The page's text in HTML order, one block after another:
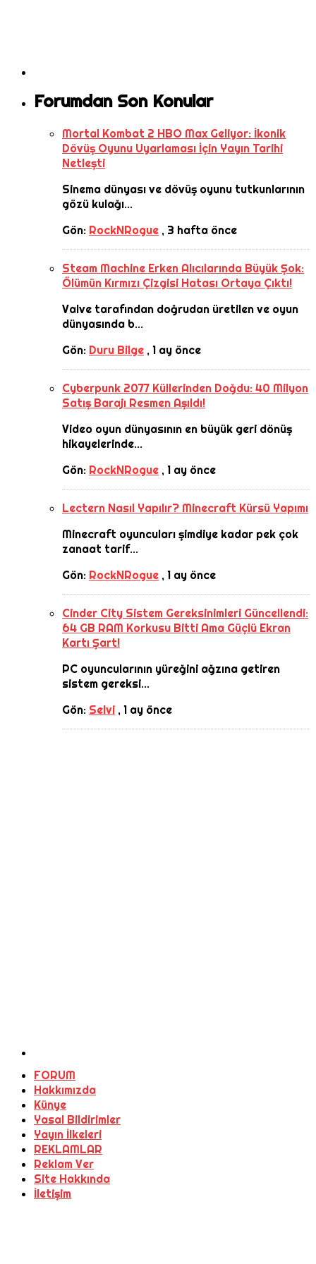
Forumdan Son Konular
Mortal Kombat 2 HBO Max Geliyor: İkonik
Dövüş Oyunu Uyarlaması İçin Yayın Tarihi
Netleşti
Sinema dünyası ve dövüş oyunu tutkunlarının
gözü kulağı...
Gön: RockNRogue , 3 hafta önce
Steam Machine Erken Alıcılarında Büyük Şok:
Ölümün Kırmızı Çizgisi Hatası Ortaya Çıktı!
Valve tarafından doğrudan üretilen ve oyun
dünyasında b...
Gön: Duru Bilge ,1 ay önce
Cyberpunk 2077 Küllerinden Doğdu: 40 Milyon
Satış Barajı Resmen Aşıldı!
Video oyun dünyasının en büyük geri dönüş
hikayelerinde...
Gön: RockNRogue ,1 ay önce
Lectern Nasıl Yapılır? Minecraft Kürsü Yapımı
Minecraft oyuncuları şimdiye kadar pek çok
zanaat tarif...
Gön: RockNRogue ,1 ay önce
Cinder City Sistem Gereksinimleri Güncellendi:
64 GB RAM Korkusu Bitti Ama Güçlü Ekran
Kartı Şart!
PC oyuncularının yüreğini ağzına getiren
sistem gereksi...
Gön: Selvi ,1 ay önce
FORUM
Hakkımızda
Künye
Yasal Bildirimler
Yayın İlkeleri
REKLAMLAR
Reklam Ver
Site Hakkında
İletişim